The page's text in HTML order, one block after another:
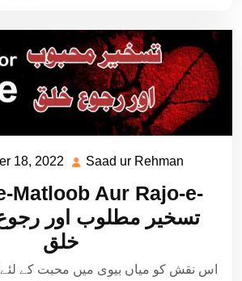
18, 2022 November
2022
Saad ur Rehman
Rehman
Matloob Aur Rajo-e-
خلق
اس نقش کو میاں بیوی میں محبت کے لئے